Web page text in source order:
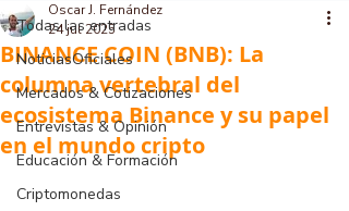
Todas las entradas
NoticiasOficiales
Mercados & Cotizaciones
Entrevistas & Opinión
Educación & Formación
Criptomonedas
BINANCE COIN (BNB): La
columna vertebral del
ecosistema Binance y su papel
en el mundo cripto
Oscar J. Fernández
24 jul 2025